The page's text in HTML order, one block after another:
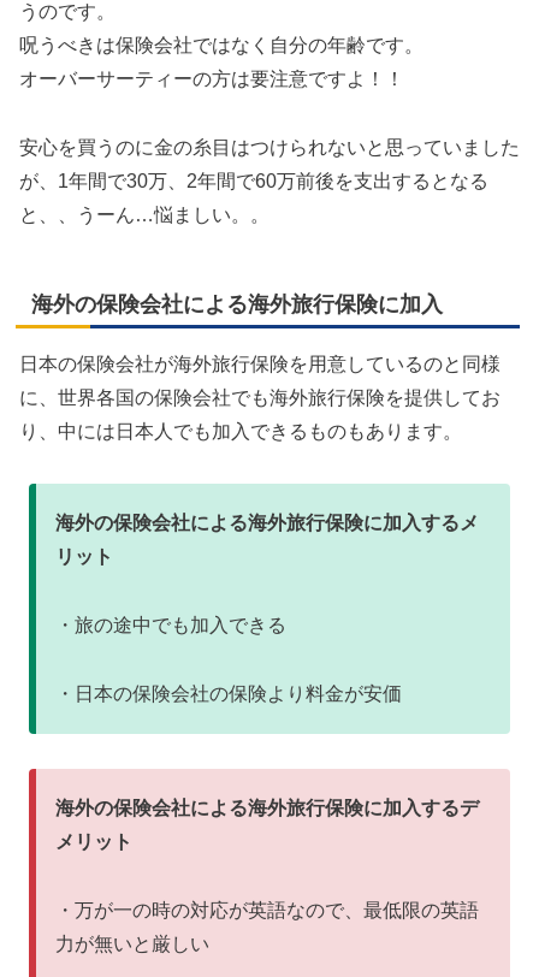
うのです。
呪うべきは保険会社ではなく自分の年齢です。
オーバーサーティーの方は要注意ですよ！！
安心を買うのに金の糸目はつけられないと思っていました
が、1年間で30万、2年間で60万前後を支出するとなる
と、、うーん…悩ましい。。
海外の保険会社による海外旅行保険に加入
日本の保険会社が海外旅行保険を用意しているのと同様
に、世界各国の保険会社でも海外旅行保険を提供してお
り、中には日本人でも加入できるものもあります。
海外の保険会社による海外旅行保険に加入するメ
リット
・旅の途中でも加入できる
・日本の保険会社の保険より料金が安価
海外の保険会社による海外旅行保険に加入するデ
メリット
・万が一の時の対応が英語なので、最低限の英語
力が無いと厳しい